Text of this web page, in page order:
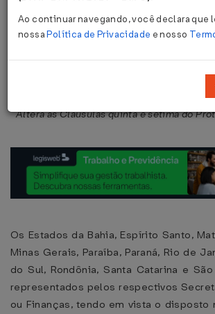
Protocolo ICM nº 9 de
Publicado no DOU em 6 jul
Altera as Cláusulas quinta e sétima do
Os Estados da Bahia, Espírito Santo,
Minas Gerais, Paraíba, Paraná, Rio de
do Sul, Rondônia, Santa Catarina e
representados pelos respectivos
ou Finanças, tendo em vista o disposto
Ao continuar navegando, você declara que
nossaPolítica de Privacidade e nosso